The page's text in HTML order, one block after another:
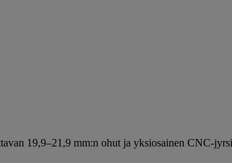
19,9–21,9 mm:n ohut ja yksiosainen CNC-